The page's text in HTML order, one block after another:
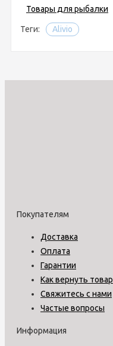
Товары для рыбалки
Теги: Alivio
Покупателям
Доставка
Оплата
Гарантии
Как вернуть товар
Свяжитесь с нами
Частые вопросы
Информация